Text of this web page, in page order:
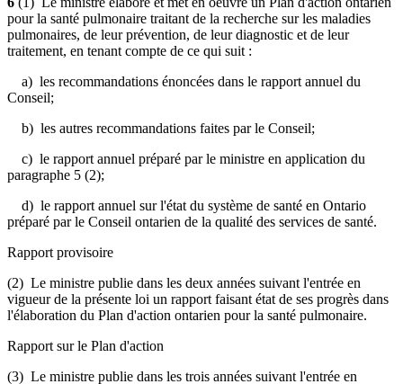
pour la santé pulmonaire traitant de la recherche sur les maladies
pulmonaires, de leur prévention, de leur diagnostic et de leur
traitement, en tenant compte de ce qui suit :
a) les recommandations énoncées dans le rapport annuel du
Conseil;
b) les autres recommandations faites par le Conseil;
c) le rapport annuel préparé par le ministre en application du
paragraphe 5 (2);
d) le rapport annuel sur l'état du système de santé en Ontario
préparé par le Conseil ontarien de la qualité des services de santé.
Rapport provisoire
(2) Le ministre publie dans les deux années suivant l'entrée en
vigueur de la présente loi un rapport faisant état de ses progrès dans
l'élaboration du Plan d'action ontarien pour la santé pulmonaire.
Rapport sur le Plan d'action
(3) Le ministre publie dans les trois années suivant l'entrée en